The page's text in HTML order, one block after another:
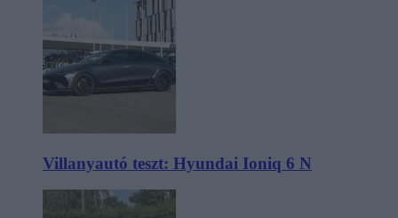
Villanyautó teszt: Hyundai Ioniq 6 N